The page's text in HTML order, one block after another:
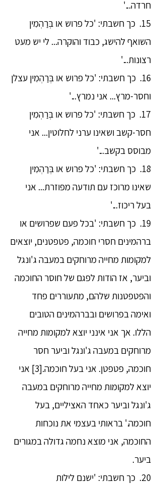
חרדה...'
15. כך חשבתי: 'כל פרוש או בְּרַהְמִין
השואף להישג, כבוד והוקרה... לי יש מעט
רצונות...'
16. כך חשבתי: 'כל פרוש או בְּרַהְמִין עצלן
וחסר-מרץ... אני נמרץ...'
17. כך חשבתי: 'כל פרוש או בְּרַהְמִין
חסר-קשב ושאינו ערני לחלוטין... אני
מבוסס בקשב...'
18. כך חשבתי: 'כל פרוש או בְּרַהְמִין
שאינו מרוכז עם תודעה מפוזרת... אני
בעל ריכוז...'
19. כך חשבתי: 'בכל פעם שפרושים או
ברהמינים חסרי חוכמה, פטפטנים, יוצאים
למקומות מחייה מרוחקים במעבה ג'ונגל
וביער, אז הודות לפגם של חוסר החוכמה
והפטפטנות שלהם, מתעוררים פחד
ואימה בפרושים ובברהמינים הטובים
הללו. אך אני אינני יוצא למקומות מחייה
מרוחקים במעבה ג'ונגל וביער חסר
חוכמה, פטפטן. אני בעל חוכמה.[3] אני
יוצא למקומות מחייה מרוחקים במעבה
ג'ונגל וביער כאחד האציליים, בעל
חוכמה.' בראותי בעצמי את נוכחות
החוכמה, אני מוצא נחמה גדולה במגורים
ביער.
20. כך חשבתי: 'ישנם לילות